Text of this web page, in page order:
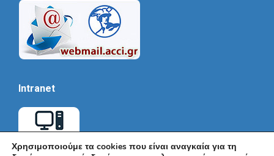
Intranet
Χρησιμοποιούμε τα cookies που είναι αναγκαία για τη